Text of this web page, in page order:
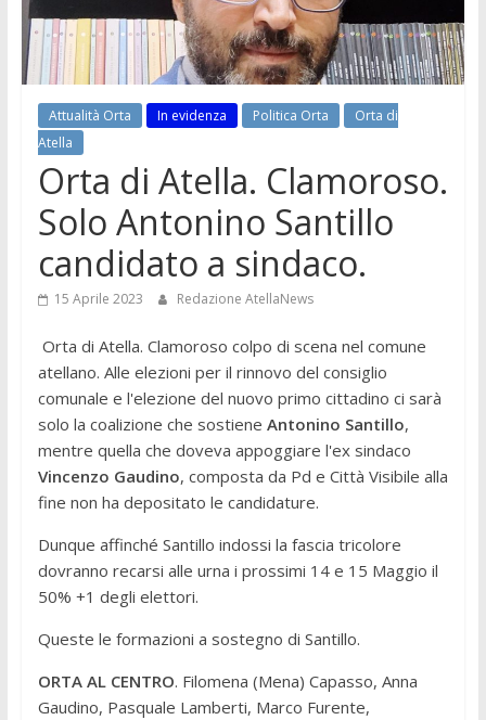
Attualità Orta In evidenza Politica Orta
Orta di
Atella
Orta di Atella. Clamoroso.
Solo Antonino Santillo
candidato a sindaco.
15 Aprile 2023 Redazione AtellaNews
Orta di Atella. Clamoroso colpo di scena nel comune
atellano. Alle elezioni per il rinnovo del consiglio
comunale e l'elezione del nuovo primo cittadino ci sarà
solo la coalizione che sostiene Antonino Santillo,
mentre quella che doveva appoggiare l'ex sindaco
Vincenzo Gaudino, composta da Pd e Città Visibile alla
fine non ha depositato le candidature.
Dunque affinché Santillo indossi la fascia tricolore
dovranno recarsi alle urna i prossimi 14 e 15 Maggio il
50% +1 degli elettori.
Queste le formazioni a sostegno di Santillo.
ORTA AL CENTRO. Filomena (Mena) Capasso, Anna
Gaudino, Pasquale Lamberti, Marco Furente,